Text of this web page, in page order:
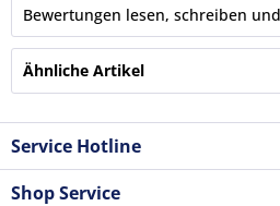
Bewertungen lesen, schreiben
Ähnliche Artikel
Service Hotline
Shop Service